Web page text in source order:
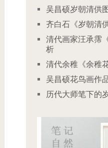
吴昌硕岁朝清供
齐白石《岁朝清
清代画家汪承霈
析
清代余稚《余稚
吴昌硕花鸟画作
历代大师笔下的